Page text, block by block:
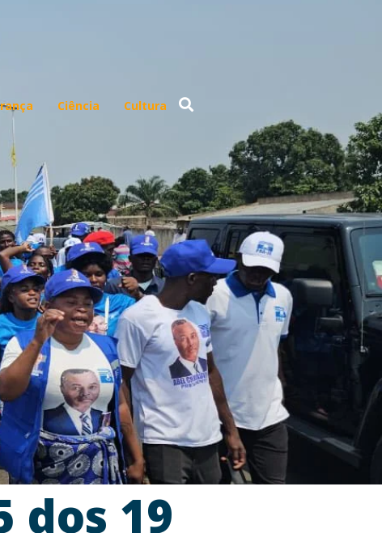
Ciência Cultura
dos 19